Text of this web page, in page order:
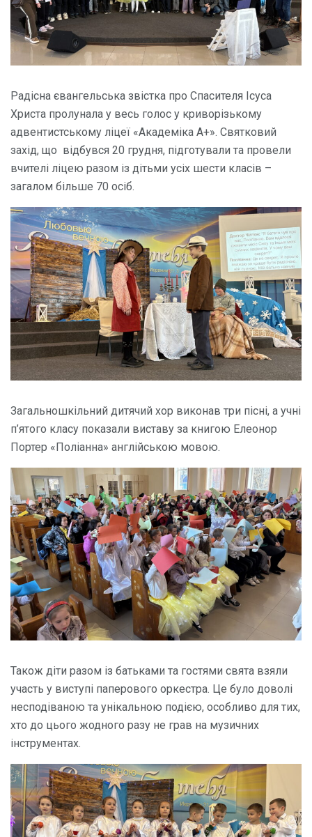
Радісна євангельська звістка про Спасителя Ісуса
Христа пролунала у весь голос у криворізькому
адвентистському ліцеї «Академіка А+». Святковий
захід, що відбувся 20 грудня, підготували та провели
вчителі ліцею разом із дітьми усіх шести класів –
загалом більше 70 осіб.
Загальношкільний дитячий хор виконав три пісні, а учні
п’ятого класу показали виставу за книгою Елеонор
Портер «Поліанна» англійською мовою.
Також діти разом із батьками та гостями свята взяли
участь у виступі паперового оркестра. Це було доволі
несподіваною та унікальною подією, особливо для тих,
хто до цього жодного разу не грав на музичних
інструментах.